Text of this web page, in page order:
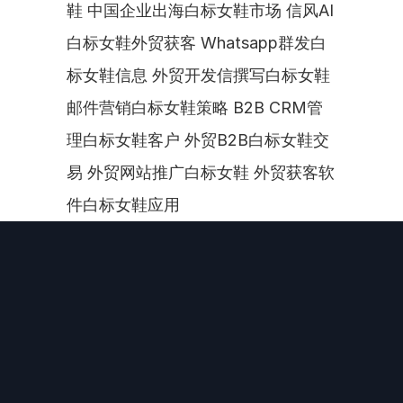
鞋 中国企业出海白标女鞋市场 信风AI
白标女鞋外贸获客 Whatsapp群发白
标女鞋信息 外贸开发信撰写白标女鞋
邮件营销白标女鞋策略 B2B CRM管
理白标女鞋客户 外贸B2B白标女鞋交
易 外贸网站推广白标女鞋 外贸获客软
件白标女鞋应用